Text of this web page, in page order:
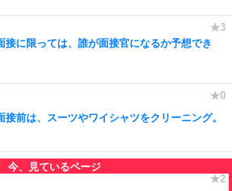
接に限っては、誰が面接官になるか予想でき
接前は、スーツやワイシャツをクリーニング。